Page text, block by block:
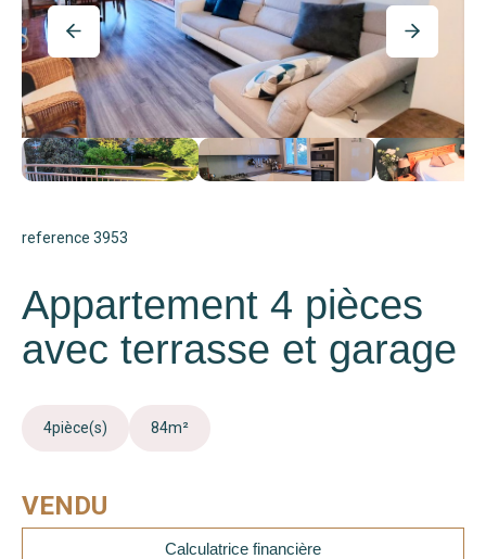
Nos Équipes
Nos Tarifs
Nos Biens Vendus
Notre City Guide
reference 3953
Appartement 4 pièces
avec terrasse et garage
4pièce(s) 84m²
VENDU
Calculatrice financière